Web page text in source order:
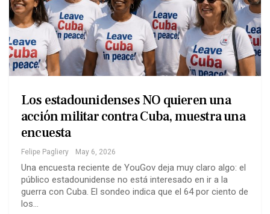
Los estadounidenses NO quieren una
acción militar contra Cuba, muestra una
encuesta
Felipe Pagliery May 6, 2026
Una encuesta reciente de YouGov deja muy claro algo: el
público estadounidense no está interesado en ir a la
guerra con Cuba. El sondeo indica que el 64 por ciento de
los…